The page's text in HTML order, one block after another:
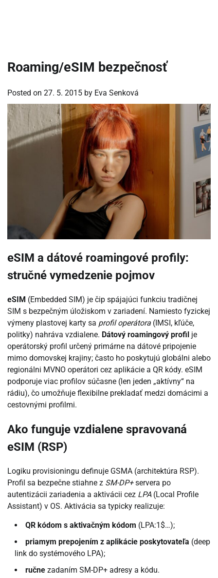
Roaming/eSIM bezpečnosť
Posted on 27. 5. 2015 by Eva Senková
eSIM a dátové roamingové profily:
stručné vymedzenie pojmov
eSIM (Embedded SIM) je čip spájajúci funkciu tradičnej
SIM s bezpečným úložiskom v zariadení. Namiesto fyzickej
výmeny plastovej karty sa profil operátora (IMSI, kľúče,
politky) nahráva vzdialene. Dátový roamingový profil je
operátorský profil určený primárne na dátové pripojenie
mimo domovskej krajiny; často ho poskytujú globálni alebo
regionálni MVNO operátori cez aplikácie a QR kódy. eSIM
podporuje viac profilov súčasne (len jeden „aktívny“ na
rádiu), čo umožňuje flexibilne prekladať medzi domácimi a
cestovnými profilmi.
Ako funguje vzdialene spravovaná
eSIM (RSP)
Logiku provisioningu definuje GSMA (architektúra RSP).
Profil sa bezpečne stiahne z SM-DP+servera po
autentizácii zariadenia a aktivácii cez LPA(Local Profile
Assistant) v OS. Aktivácia sa typicky realizuje:
QR kódom s aktivačným kódom (LPA:1$…);
priamym prepojením z aplikácie poskytovateľa (deep
link do systémového LPA);
ručne zadaním SM-DP+ adresy a kódu.